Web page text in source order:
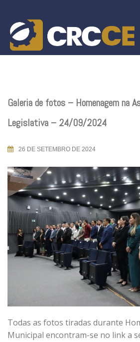
content
Galeria de fotos – Homenagem na
Legislativa – 24/09/2024
26 DE SETEMBRO DE 2024
Todas as fotos tiradas durante
Municipal encontram-se no link a